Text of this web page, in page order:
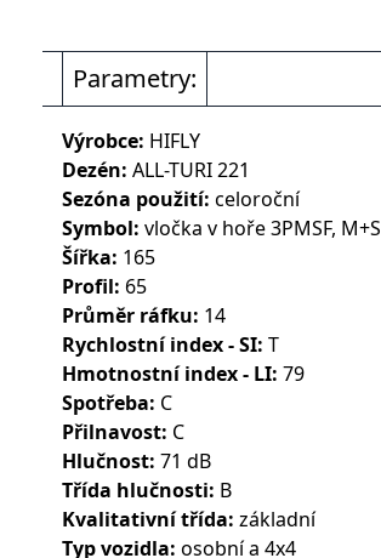
Parametry:
Výrobce: HIFLY
Dezén: ALL-TURI 221
Sezóna použití: celoroční
Symbol: vločka v hoře 3PMSF, M+S
Šířka: 165
Profil: 65
Průměr ráfku: 14
Rychlostní index - SI: T
Hmotnostní index - LI: 79
Spotřeba: C
Přilnavost: C
Hlučnost: 71 dB
Třída hlučnosti: B
Kvalitativní třída: základní
Typ vozidla: osobní a 4x4